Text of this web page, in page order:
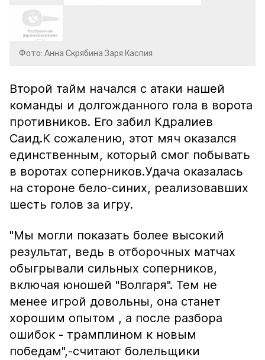
Фото: Анна Скрябина Заря Каспия
Второй тайм начался с атаки​ нашей
команды и долгожданного гола в ворота
противников. Его забил Кдралиев
Саид.К сожалению, этот мяч оказался
единственным, который смог побывать
в воротах соперников.Удача оказалась
на стороне бело-синих, реализовавших
шесть голов за игру.
"Мы могли показать более высокий
результат, ведь в отборочных матчах
обыгрывали сильных соперников,
включая юношей "Волгаря". Тем не
менее игрой довольны, она станет
хорошим опытом , а после разбора
ошибок - трамплином к новым
победам",-считают болельщики